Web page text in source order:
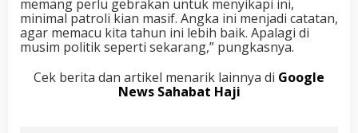
memang perlu gebrakan untuk menyikapi ini,
minimal patroli kian masif. Angka ini menjadi catatan,
agar memacu kita tahun ini lebih baik. Apalagi di
musim politik seperti sekarang,” pungkasnya.
Cek berita dan artikel menarik lainnya di Google
News Sahabat Haji